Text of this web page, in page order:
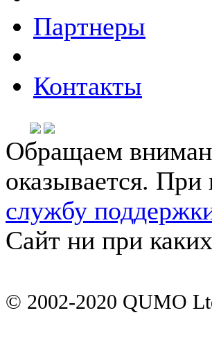
Партнеры
Контакты
Обращаем
оказывается.
службу
Сайт ни при
© 2002-2020 QUMO